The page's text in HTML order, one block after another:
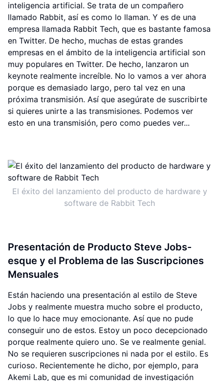
inteligencia artificial. Se trata de un compañero
llamado Rabbit, así es como lo llaman. Y es de una
empresa llamada Rabbit Tech, que es bastante famosa
en Twitter. De hecho, muchas de estas grandes
empresas en el ámbito de la inteligencia artificial son
muy populares en Twitter. De hecho, lanzaron un
keynote realmente increíble. No lo vamos a ver ahora
porque es demasiado largo, pero tal vez en una
próxima transmisión. Así que asegúrate de suscribirte
si quieres unirte a las transmisiones. Podemos ver
esto en una transmisión, pero como puedes ver...
El éxito del lanzamiento del producto de hardware y
software de Rabbit Tech
Presentación de Producto Steve Jobs-
esque y el Problema de las Suscripciones
Mensuales
Están haciendo una presentación al estilo de Steve
Jobs y realmente muestra mucho sobre el producto,
lo que lo hace muy emocionante. Así que no pude
conseguir uno de estos. Estoy un poco decepcionado
porque realmente quiero uno. Se ve realmente genial.
No se requieren suscripciones ni nada por el estilo. Es
curioso. Recientemente he dicho, por ejemplo, para
Akemi Lab, que es mi comunidad de investigación